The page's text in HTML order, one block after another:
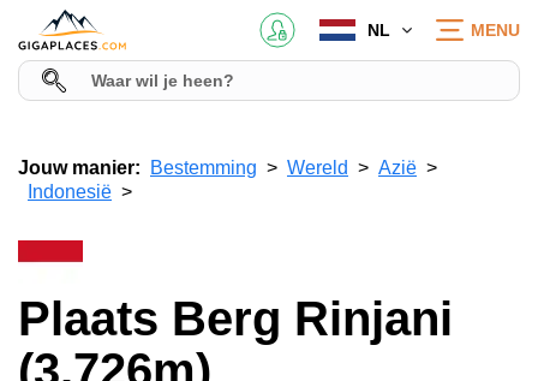
NL MENU
Jouw manier: Bestemming Wereld
Azië
Indonesië
Plaats Berg Rinjani
(3.726m)